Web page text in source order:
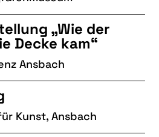
„Wie der
Decke kam“
Ansbach
Kunst, Ansbach